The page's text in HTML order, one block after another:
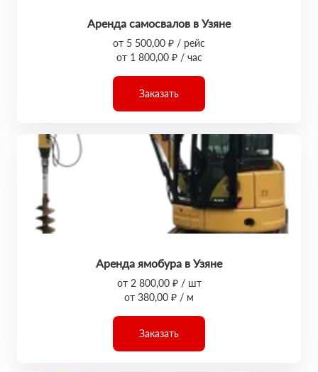
Аренда самосвалов в Узяне
от 5 500,00 ₽ / рейс
от 1 800,00 ₽ / час
Заказать
Аренда ямобура в Узяне
от 2 800,00 ₽ / шт
от 380,00 ₽ / м
Заказать